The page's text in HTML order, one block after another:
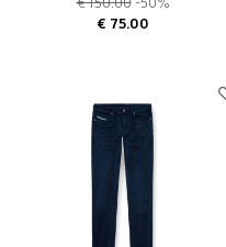
€ 75.00